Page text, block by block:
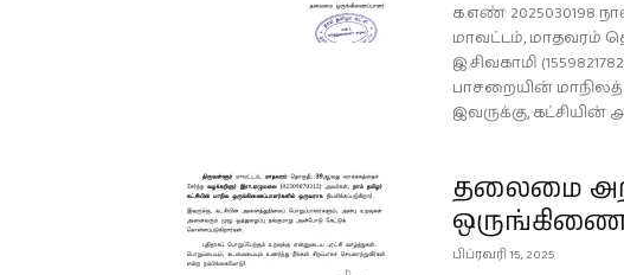
க.எண்: 2025030198
மாவட்டம், மாதவரம்
இ.சிவகாமி
பாசறையின் மாநிலத்
இவருக்கு,
தலைமை
பிப்ரவரி 15, 2025